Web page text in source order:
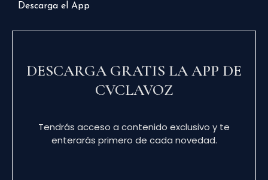
Descarga el App
DESCARGA GRATIS LA APP DE
CVCLAVOZ
Tendrás acceso a contenido exclusivo y te
enterarás primero de cada novedad.